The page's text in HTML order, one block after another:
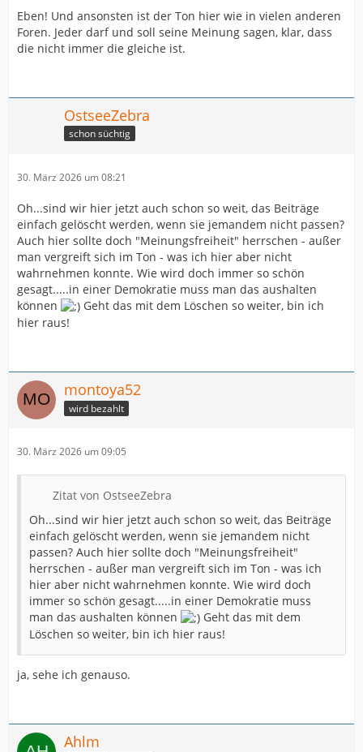
Eben! Und ansonsten ist der Ton hier wie in vielen anderen
Foren. Jeder darf und soll seine Meinung sagen, klar, dass
die nicht immer die gleiche ist.
OstseeZebra
schon süchtig
30. März 2026 um 08:21
Oh...sind wir hier jetzt auch schon so weit, das Beiträge
einfach gelöscht werden, wenn sie jemandem nicht passen?
Auch hier sollte doch "Meinungsfreiheit" herrschen - außer
man vergreift sich im Ton - was ich hier aber nicht
wahrnehmen konnte. Wie wird doch immer so schön
gesagt.....in einer Demokratie muss man das aushalten
können
Geht das mit dem Löschen so weiter, bin ich
hier raus!
montoya52
wird bezahlt
30. März 2026 um 09:05
Zitat von OstseeZebra
Oh...sind wir hier jetzt auch schon so weit, das Beiträge
einfach gelöscht werden, wenn sie jemandem nicht
passen? Auch hier sollte doch "Meinungsfreiheit"
herrschen - außer man vergreift sich im Ton - was ich
hier aber nicht wahrnehmen konnte. Wie wird doch
immer so schön gesagt.....in einer Demokratie muss
man das aushalten können
Geht das mit dem
Löschen so weiter, bin ich hier raus!
ja, sehe ich genauso.
Ahlm